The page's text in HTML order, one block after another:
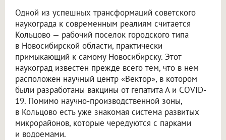
Одной из успешных трансформаций советского
наукограда к современным реалиям считается
Кольцово — рабочий поселок городского типа
в Новосибирской области, практически
примыкающий к самому Новосибирску. Этот
наукоград известен прежде всего тем, что в нем
расположен научный центр «Вектор», в котором
были разработаны вакцины от гепатита А и COVID-
19. Помимо научно-производственной зоны,
в Кольцово есть уже знакомая система развитых
микрорайонов, которые чередуются с парками
и водоемами.